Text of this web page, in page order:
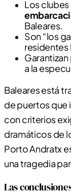
Los
Baleares.
Son “los
residentes
a la
Baleares está
de puertos que
con criterios
dramáticos de
Porto Andratx
una tragedia
Las